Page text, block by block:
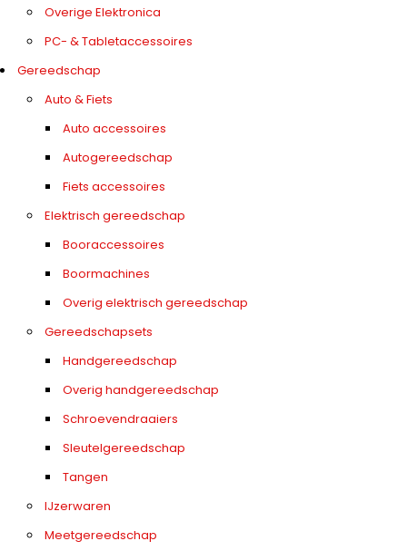
Overige Elektronica
PC- & Tabletaccessoires
Gereedschap
Auto & Fiets
Auto accessoires
Autogereedschap
Fiets accessoires
Elektrisch gereedschap
Booraccessoires
Boormachines
Overig elektrisch gereedschap
Gereedschapsets
Handgereedschap
Overig handgereedschap
Schroevendraaiers
Sleutelgereedschap
Tangen
IJzerwaren
Meetgereedschap